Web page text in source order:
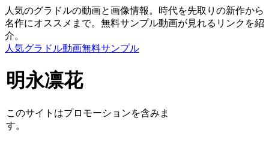
人気のグラドルの動画と画像情報。時代を先取りの新作から
名作にオススメまで。無料サンプル動画が見れるリンクを紹
介。
人気グラドル動画無料サンプル
明永凛花
このサイトはプロモーションを含みま
す。